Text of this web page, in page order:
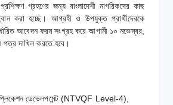
গ্রহণের জন্য বাংলাদেশী নাগরিকদের কাছ
করা হচ্ছে। আগ্রহী ও উপযুক্ত প্রার্থীদেরকে
আবেদন ফরম সংগ্রহ করে আগামী ১০ নভেম্বর,
দাখিল করতে হবে।
ডেভেলপমেন্ট (NTVQF Level-4),